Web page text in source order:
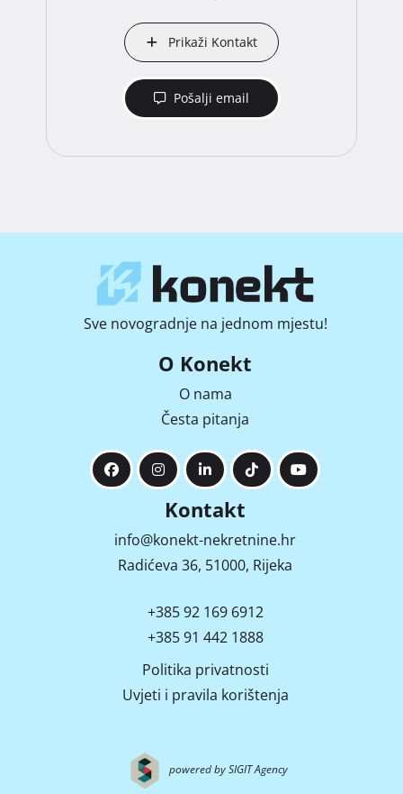
Prikaži Kontakt
Pošalji email
Sve novogradnje na jednom mjestu!
O Konekt
O nama
Česta pitanja
Kontakt
info@konekt-nekretnine.hr
Radićeva 36, 51000, Rijeka
+385 92 169 6912
+385 91 442 1888
Politika privatnosti
Uvjeti i pravila korištenja
powered by SIGIT Agency